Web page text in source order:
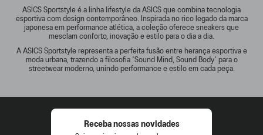
ASICS Sportstyle é a linha lifestyle da ASICS que combina tecnologia
esportiva com design contemporâneo. Inspirada no rico legado da marca
japonesa em performance atlética, a coleção oferece sneakers que
mesclam conforto, inovação e estilo para o dia a dia.
A ASICS Sportstyle representa a perfeita fusão entre herança esportiva e
moda urbana, trazendo a filosofia 'Sound Mind, Sound Body' para o
streetwear moderno, unindo performance e estilo em cada peça.
Receba nossas novidades